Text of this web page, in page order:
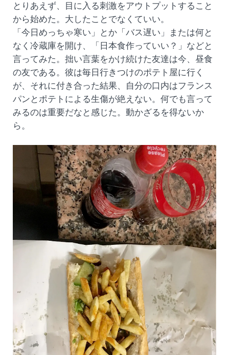
とりあえず、目に入る刺激をアウトプットすること
から始めた。大したことでなくていい。
「今日めっちゃ寒い」とか「バス遅い」または何と
なく冷蔵庫を開け、「日本食作っていい？」などと
言ってみた。拙い言葉をかけ続けた友達は今、昼食
の友である。彼は毎日行きつけのポテト屋に行く
が、それに付き合った結果、自分の口内はフランス
パンとポテトによる生傷が絶えない。何でも言って
みるのは重要だなと感じた。動かざるを得ないか
ら。